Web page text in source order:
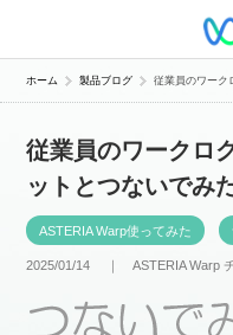
ホーム 製品ブログ 従業員のワーク
従業員のワークロ
ットとつないでみ
ASTERIA Warp使ってみた
2025/01/14 ｜ASTERIA Warp